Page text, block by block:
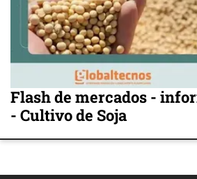
Flash de mercados -
- Cultivo de Soja